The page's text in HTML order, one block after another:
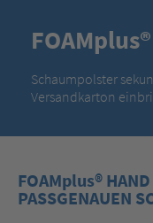
Schaumpolster
Versandkarton
FOAMplus®
PASSGENAUEN